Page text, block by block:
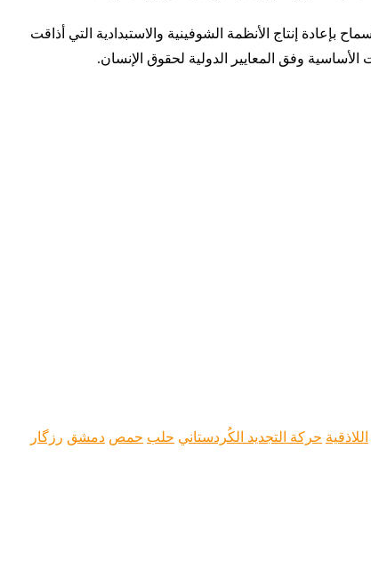
بإعادة إنتاج الأنظمة الشوفينية والاستبدادية التي أذاقت
الأساسية وفق المعايير الدولية لحقوق الإنسان.
اللاذقية حركة التجديد الكُردستاني حلب حمص دمشق رزگار